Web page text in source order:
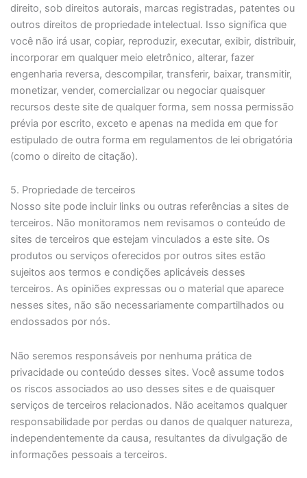
direito, sob direitos autorais, marcas registradas, patentes ou
outros direitos de propriedade intelectual. Isso significa que
você não irá usar, copiar, reproduzir, executar, exibir, distribuir,
incorporar em qualquer meio eletrônico, alterar, fazer
engenharia reversa, descompilar, transferir, baixar, transmitir,
monetizar, vender, comercializar ou negociar quaisquer
recursos deste site de qualquer forma, sem nossa permissão
prévia por escrito, exceto e apenas na medida em que for
estipulado de outra forma em regulamentos de lei obrigatória
(como o direito de citação).
5. Propriedade de terceiros
Nosso site pode incluir links ou outras referências a sites de
terceiros. Não monitoramos nem revisamos o conteúdo de
sites de terceiros que estejam vinculados a este site. Os
produtos ou serviços oferecidos por outros sites estão
sujeitos aos termos e condições aplicáveis desses
terceiros. As opiniões expressas ou o material que aparece
nesses sites, não são necessariamente compartilhados ou
endossados por nós.
Não seremos responsáveis por nenhuma prática de
privacidade ou conteúdo desses sites. Você assume todos
os riscos associados ao uso desses sites e de quaisquer
serviços de terceiros relacionados. Não aceitamos qualquer
responsabilidade por perdas ou danos de qualquer natureza,
independentemente da causa, resultantes da divulgação de
informações pessoais a terceiros.